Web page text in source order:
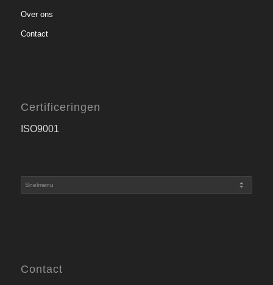
Over ons
Contact
Certificeringen
ISO9001
Contact